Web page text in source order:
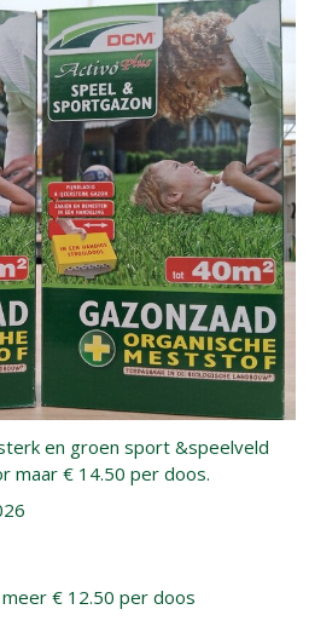
en groen sport &speelveld
maar € 14.50 per doos.
€ 12.50 per doos